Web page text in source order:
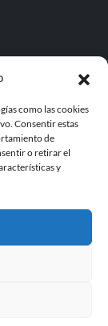
como las cookies
Consentir estas
de
o retirar el
y
reserved